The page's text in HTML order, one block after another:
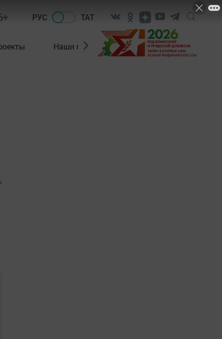
РУС ТАТ
Наши герои Нормативно-правовые